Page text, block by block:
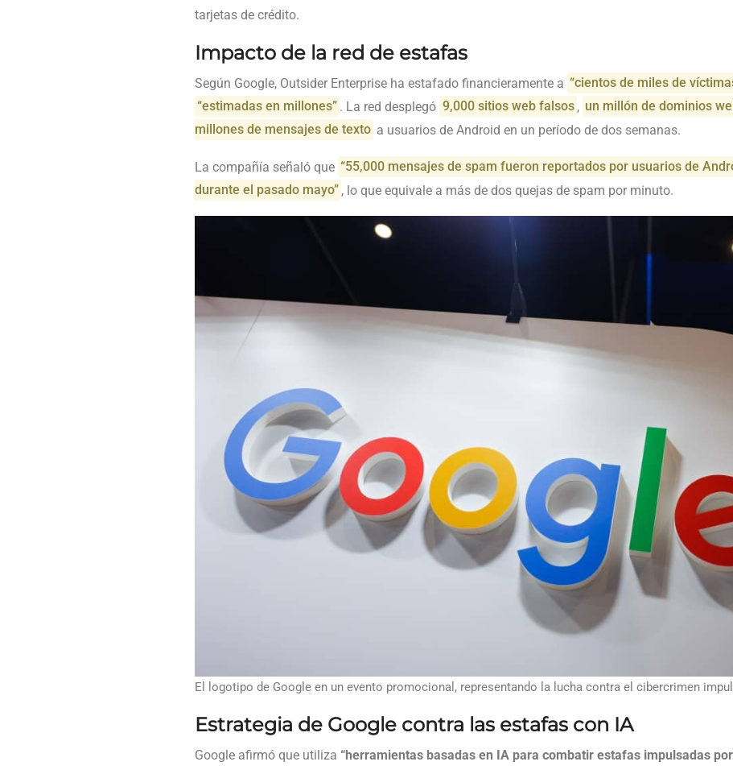
tarjetas de crédito.
Impacto de la red de estafas
Según Google, Outsider Enterprise ha estafado financieramente a “cientos de miles de
“estimadas en millones” . La red desplegó 9,000 sitios web falsos , un millón de dominios
millones de mensajes de texto a usuarios de Android en un período de dos semanas.
La compañía señaló que “55,000 mensajes de spam fueron reportados por usuarios de
durante el pasado mayo” , lo que equivale a más de dos quejas de spam por minuto.
El logotipo de Google en un evento promocional, representando la lucha contra el cibercrimen
Estrategia de Google contra las estafas con IA
Google afirmó que utiliza “herramientas basadas en IA para combatir estafas impulsadas por